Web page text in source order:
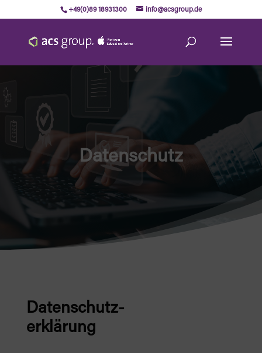
+49(0)89 18931300 info@acsgroup.de
Datenschutz
Datenschutz-
erklärung